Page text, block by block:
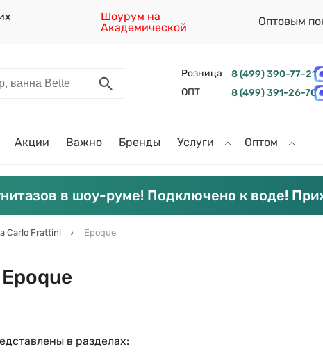
Шоурум на
Академической
Оптовым
Розница 8 (499) 390-77-21
ОПТ
8 (499) 391-26-70
Акции Важно Бренды Услуги Оптом
в шоу-руме! Подключено к воде!
Carlo Frattini Epoque
в разделах: